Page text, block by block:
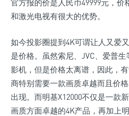
官方报的价是人民币49999元，价
和激光电视有很大的优势。
如今投影圈提到4K可谓让人又爱
是价格。虽然索尼、JVC、爱普
影机，但是价格太离谱，因此，
商特别需要一款画质卓越而且价
出现。而明基X12000不仅是一款
画质方面卓越的4K产品，再加上